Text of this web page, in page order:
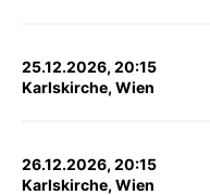
25.12.2026, 20:15
Karlskirche, Wien
26.12.2026, 20:15
Karlskirche, Wien